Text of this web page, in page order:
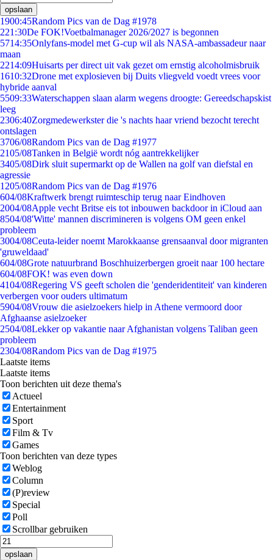
opslaan
1900:45Random Pics van de Dag #1978
221:30De FOK!Voetbalmanager 2026/2027 is begonnen
5714:35Onlyfans-model met G-cup wil als NASA-ambassadeur naar
maan
2214:09Huisarts per direct uit vak gezet om ernstig alcoholmisbruik
1610:32Drone met explosieven bij Duits vliegveld voedt vrees voor
hybride aanval
5509:33Waterschappen slaan alarm wegens droogte: Gereedschapskist
leeg
2306:40Zorgmedewerkster die 's nachts haar vriend bezocht terecht
ontslagen
3706/08Random Pics van de Dag #1977
2105/08Tanken in België wordt nóg aantrekkelijker
3405/08Dirk sluit supermarkt op de Wallen na golf van diefstal en
agressie
1205/08Random Pics van de Dag #1976
604/08Kraftwerk brengt ruimteschip terug naar Eindhoven
2004/08Apple vecht Britse eis tot inbouwen backdoor in iCloud aan
8504/08'Witte' mannen discrimineren is volgens OM geen enkel
probleem
3004/08Ceuta-leider noemt Marokkaanse grensaanval door migranten
'gruweldaad'
604/08Grote natuurbrand Boschhuizerbergen groeit naar 100 hectare
604/08FOK! was even down
4104/08Regering VS geeft scholen die 'genderidentiteit' van kinderen
verbergen voor ouders ultimatum
5904/08Vrouw die asielzoekers hielp in Athene vermoord door
Afghaanse asielzoeker
2504/08Lekker op vakantie naar Afghanistan volgens Taliban geen
probleem
2304/08Random Pics van de Dag #1975
Laatste items
Laatste items
Toon berichten uit deze thema's
Actueel
Entertainment
Sport
Film & Tv
Games
Toon berichten van deze types
Weblog
Column
(P)review
Special
Poll
Scrollbar gebruiken
opslaan